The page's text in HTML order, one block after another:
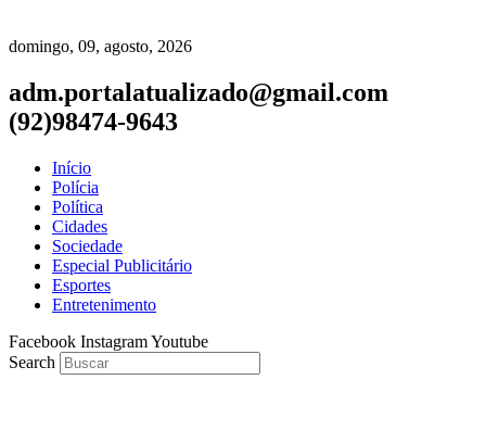
domingo, 09, agosto, 2026
adm.portalatualizado@gmail.com
(92)98474-9643
Início
Polícia
Política
Cidades
Sociedade
Especial Publicitário
Esportes
Entretenimento
Facebook InstagramYoutube
Search